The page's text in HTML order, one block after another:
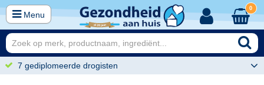
Menu
0
7 gediplomeerde drogisten